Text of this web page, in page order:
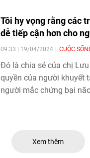
Tôi hy vọng rằng các
dễ tiếp cận hơn cho
09:33 | 19/04/2024 CUỘC
Đó là chia sẻ của chị
quyền của người khuyết
người mắc chứng bại
Xem thêm